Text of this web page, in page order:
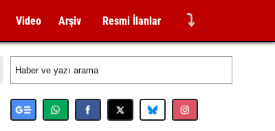
Video Arşiv Resmi İlanlar ⤵